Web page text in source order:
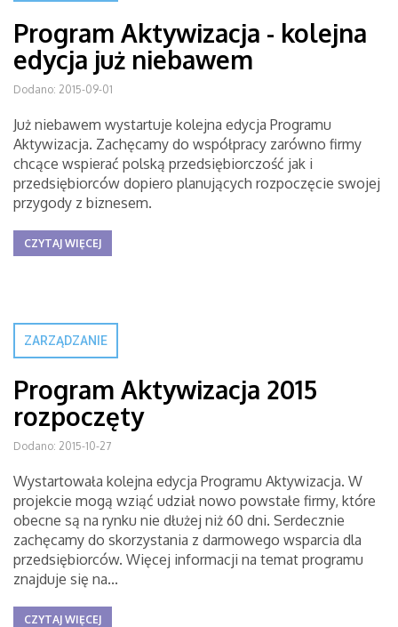
Program Aktywizacja - kolejna
edycja już niebawem
Dodano: 2015-09-01
Już niebawem wystartuje kolejna edycja Programu
Aktywizacja. Zachęcamy do współpracy zarówno firmy
chcące wspierać polską przedsiębiorczość jak i
przedsiębiorców dopiero planujących rozpoczęcie swojej
przygody z biznesem.
CZYTAJ WIĘCEJ
ZARZĄDZANIE
Program Aktywizacja 2015
rozpoczęty
Dodano: 2015-10-27
Wystartowała kolejna edycja Programu Aktywizacja. W
projekcie mogą wziąć udział nowo powstałe firmy, które
obecne są na rynku nie dłużej niż 60 dni. Serdecznie
zachęcamy do skorzystania z darmowego wsparcia dla
przedsiębiorców. Więcej informacji na temat programu
znajduje się na...
CZYTAJ WIĘCEJ